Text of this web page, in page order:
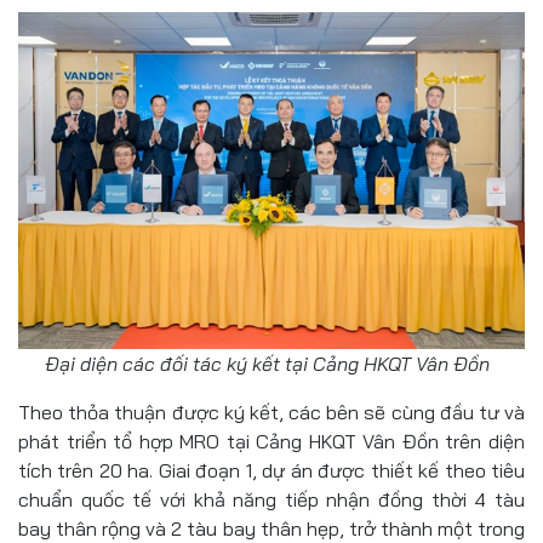
Đại diện các đối tác ký kết tại Cảng HKQT Vân Đồn
Theo thỏa thuận được ký kết, các bên sẽ cùng đầu tư và
phát triển tổ hợp MRO tại Cảng HKQT Vân Đồn trên diện
tích trên 20 ha. Giai đoạn 1, dự án được thiết kế theo tiêu
chuẩn quốc tế với khả năng tiếp nhận đồng thời 4 tàu
bay thân rộng và 2 tàu bay thân hẹp, trở thành một trong